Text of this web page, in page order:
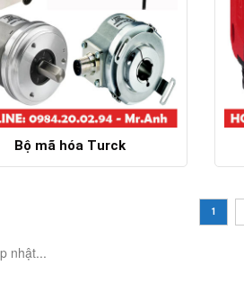
Bộ mã hóa Turck
1
nhật...